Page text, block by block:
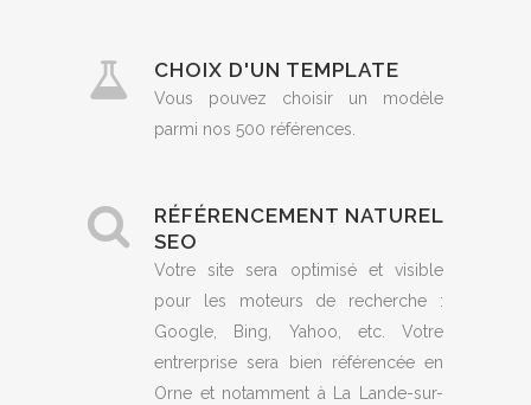
CHOIX D'UN TEMPLATE
Vous pouvez choisir un modèle
parmi nos 500 références.
RÉFÉRENCEMENT NATUREL
SEO
Votre site sera optimisé et visible
pour les moteurs de recherche :
Google, Bing, Yahoo, etc. Votre
entrerprise sera bien référencée en
Orne et notamment à La Lande-sur-